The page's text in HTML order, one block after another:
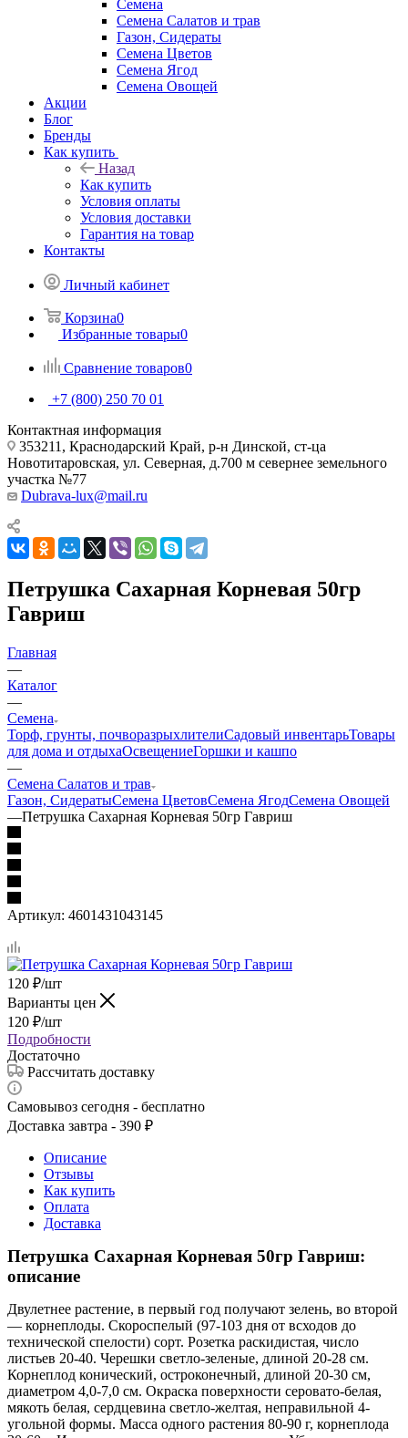
Семена
Семена Салатов и трав
Газон, Сидераты
Семена Цветов
Семена Ягод
Семена Овощей
Акции
Блог
Бренды
Как купить
Назад
Как купить
Условия оплаты
Условия доставки
Гарантия на товар
Контакты
Личный кабинет
Корзина0
Избранные товары0
Сравнение товаров0
+7 (800) 250 70 01
Контактная информация
353211, Краснодарский Край, р-н Динской, ст-ца
Новотитаровская, ул. Северная, д.700 м севернее земельного
участка №77
Dubrava-lux@mail.ru
Петрушка Сахарная Корневая 50гр
Гавриш
Главная
—
Каталог
—
Семена
Торф, грунты, почворазрыхлителиСадовый инвентарьТовары
для дома и отдыхаОсвещениеГоршки и кашпо
—
Семена Салатов и трав
Газон, СидератыСемена ЦветовСемена ЯгодСемена Овощей
—Петрушка Сахарная Корневая 50гр Гавриш
Артикул: 4601431043145
120 ₽/шт
Варианты цен
120 ₽/шт
Подробности
Достаточно
Рассчитать доставку
Самовывоз сегодня - бесплатно
Доставка завтра - 390 ₽
Описание
Отзывы
Как купить
Оплата
Доставка
Петрушка Сахарная Корневая 50гр Гавриш:
описание
Двулетнее растение, в первый год получают зелень, во второй
— корнеплоды. Скороспелый (97-103 дня от всходов до
технической спелости) сорт. Розетка раскидистая, число
листьев 20-40. Черешки светло-зеленые, длиной 20-28 см.
Корнеплод конический, остроконечный, длиной 20-30 см,
диаметром 4,0-7,0 см. Окраска поверхности серовато-белая,
мякоть белая, сердцевина светло-желтая, неправильной 4-
угольной формы. Масса одного растения 80-90 г, корнеплода